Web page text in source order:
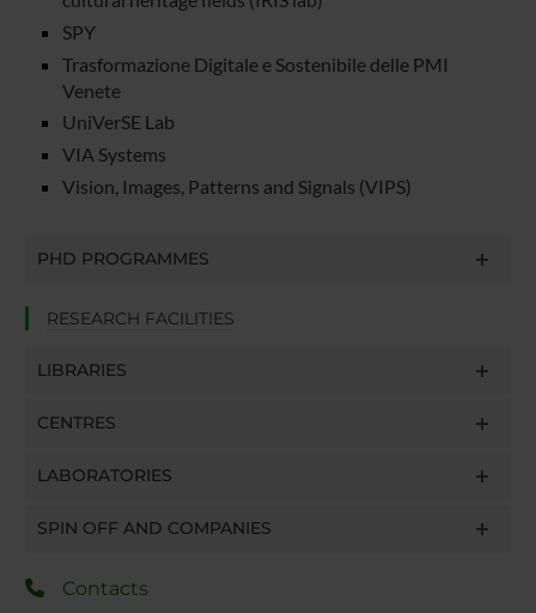
SPY
Trasformazione Digitale e Sostenibile delle PMI
Venete
UniVerSE Lab
VIA Systems
Vision, Images, Patterns and Signals (VIPS)
PHD PROGRAMMES
RESEARCH FACILITIES
LIBRARIES
CENTRES
LABORATORIES
SPIN OFF AND COMPANIES
Contacts